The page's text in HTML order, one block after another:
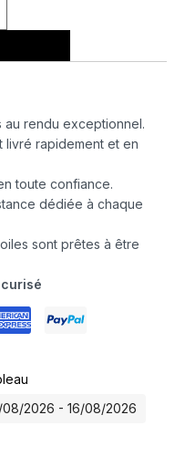
au rendu exceptionnel.
livré rapidement et en
toute confiance.
dédiée à chaque
sont prêtes à être
08/2026 - 16/08/2026